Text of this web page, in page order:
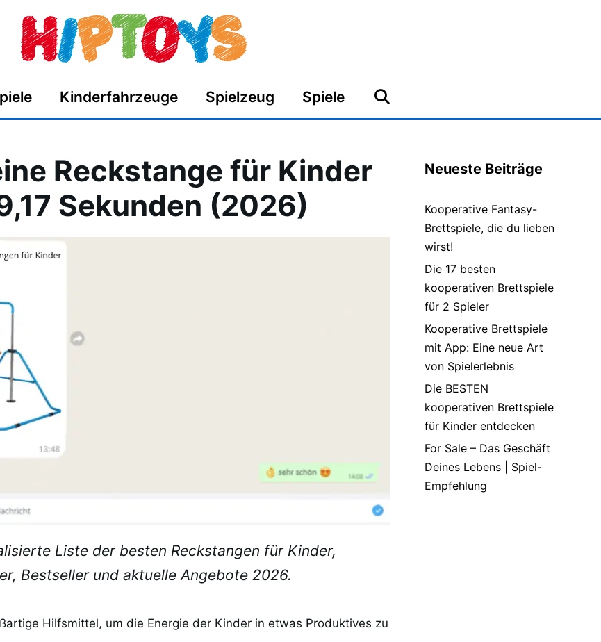
Kinderfahrzeuge Spielzeug Spiele
Reckstange für Kinder
Sekunden (2026)
Liste der besten Reckstangen für Kinder,
Bestseller und aktuelle Angebote 2026.
Hilfsmittel, um die Energie der Kinder in etwas Produktives zu
Neueste Beiträge
Kooperative Fantasy-
Brettspiele, die du lieben
wirst!
Die 17 besten
kooperativen Brettspiele
für 2 Spieler
Kooperative Brettspiele
mit App: Eine neue Art
von Spielerlebnis
Die BESTEN
kooperativen Brettspiele
für Kinder entdecken
For Sale – Das Geschäft
Deines Lebens | Spiel-
Empfehlung